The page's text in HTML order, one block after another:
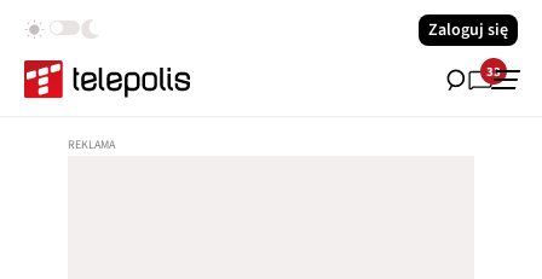
Zaloguj się
33